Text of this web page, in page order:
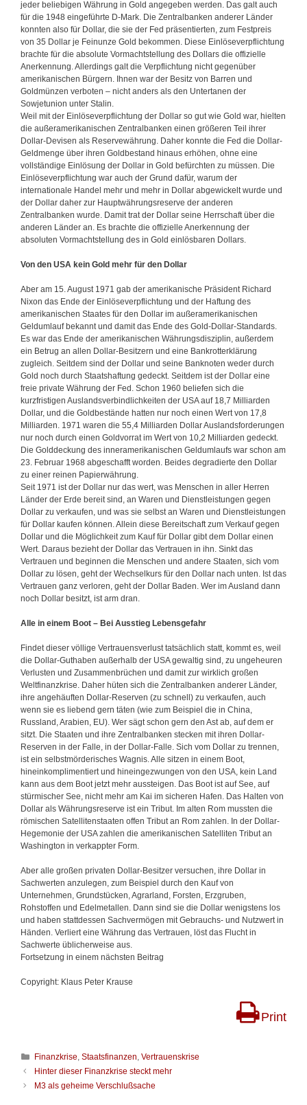
jeder beliebigen Währung in Gold angegeben werden. Das galt auch
für die 1948 eingeführte D-Mark. Die Zentralbanken anderer Länder
konnten also für Dollar, die sie der Fed präsentierten, zum Festpreis
von 35 Dollar je Feinunze Gold bekommen. Diese Einlöseverpflichtung
brachte für die absolute Vormachtstellung des Dollars die offizielle
Anerkennung. Allerdings galt die Verpflichtung nicht gegenüber
amerikanischen Bürgern. Ihnen war der Besitz von Barren und
Goldmünzen verboten – nicht anders als den Untertanen der
Sowjetunion unter Stalin.
Weil mit der Einlöseverpflichtung der Dollar so gut wie Gold war, hielten
die außeramerikanischen Zentralbanken einen größeren Teil ihrer
Dollar-Devisen als Reservewährung. Daher konnte die Fed die Dollar-
Geldmenge über ihren Goldbestand hinaus erhöhen, ohne eine
vollständige Einlösung der Dollar in Gold befürchten zu müssen. Die
Einlöseverpflichtung war auch der Grund dafür, warum der
internationale Handel mehr und mehr in Dollar abgewickelt wurde und
der Dollar daher zur Hauptwährungsreserve der anderen
Zentralbanken wurde. Damit trat der Dollar seine Herrschaft über die
anderen Länder an. Es brachte die offizielle Anerkennung der
absoluten Vormachtstellung des in Gold einlösbaren Dollars.
Von den USA kein Gold mehr für den Dollar
Aber am 15. August 1971 gab der amerikanische Präsident Richard
Nixon das Ende der Einlöseverpflichtung und der Haftung des
amerikanischen Staates für den Dollar im außeramerikanischen
Geldumlauf bekannt und damit das Ende des Gold-Dollar-Standards.
Es war das Ende der amerikanischen Währungsdisziplin, außerdem
ein Betrug an allen Dollar-Besitzern und eine Bankrotterklärung
zugleich. Seitdem sind der Dollar und seine Banknoten weder durch
Gold noch durch Staatshaftung gedeckt. Seitdem ist der Dollar eine
freie private Währung der Fed. Schon 1960 beliefen sich die
kurzfristigen Auslandsverbindlichkeiten der USA auf 18,7 Milliarden
Dollar, und die Goldbestände hatten nur noch einen Wert von 17,8
Milliarden. 1971 waren die 55,4 Milliarden Dollar Auslandsforderungen
nur noch durch einen Goldvorrat im Wert von 10,2 Milliarden gedeckt.
Die Golddeckung des inneramerikanischen Geldumlaufs war schon am
23. Februar 1968 abgeschafft worden. Beides degradierte den Dollar
zu einer reinen Papierwährung.
Seit 1971 ist der Dollar nur das wert, was Menschen in aller Herren
Länder der Erde bereit sind, an Waren und Dienstleistungen gegen
Dollar zu verkaufen, und was sie selbst an Waren und Dienstleistungen
für Dollar kaufen können. Allein diese Bereitschaft zum Verkauf gegen
Dollar und die Möglichkeit zum Kauf für Dollar gibt dem Dollar einen
Wert. Daraus bezieht der Dollar das Vertrauen in ihn. Sinkt das
Vertrauen und beginnen die Menschen und andere Staaten, sich vom
Dollar zu lösen, geht der Wechselkurs für den Dollar nach unten. Ist das
Vertrauen ganz verloren, geht der Dollar Baden. Wer im Ausland dann
noch Dollar besitzt, ist arm dran.
Alle in einem Boot – Bei Ausstieg Lebensgefahr
Findet dieser völlige Vertrauensverlust tatsächlich statt, kommt es, weil
die Dollar-Guthaben außerhalb der USA gewaltig sind, zu ungeheuren
Verlusten und Zusammenbrüchen und damit zur wirklich großen
Weltfinanzkrise. Daher hüten sich die Zentralbanken anderer Länder,
ihre angehäuften Dollar-Reserven (zu schnell) zu verkaufen, auch
wenn sie es liebend gern täten (wie zum Beispiel die in China,
Russland, Arabien, EU). Wer sägt schon gern den Ast ab, auf dem er
sitzt. Die Staaten und ihre Zentralbanken stecken mit ihren Dollar-
Reserven in der Falle, in der Dollar-Falle. Sich vom Dollar zu trennen,
ist ein selbstmörderisches Wagnis. Alle sitzen in einem Boot,
hineinkomplimentiert und hineingezwungen von den USA, kein Land
kann aus dem Boot jetzt mehr aussteigen. Das Boot ist auf See, auf
stürmischer See, nicht mehr am Kai im sicheren Hafen. Das Halten von
Dollar als Währungsreserve ist ein Tribut. Im alten Rom mussten die
römischen Satellitenstaaten offen Tribut an Rom zahlen. In der Dollar-
Hegemonie der USA zahlen die amerikanischen Satelliten Tribut an
Washington in verkappter Form.
Aber alle großen privaten Dollar-Besitzer versuchen, ihre Dollar in
Sachwerten anzulegen, zum Beispiel durch den Kauf von
Unternehmen, Grundstücken, Agrarland, Forsten, Erzgruben,
Rohstoffen und Edelmetallen. Dann sind sie die Dollar wenigstens los
und haben stattdessen Sachvermögen mit Gebrauchs- und Nutzwert in
Händen. Verliert eine Währung das Vertrauen, löst das Flucht in
Sachwerte üblicherweise aus.
Fortsetzung in einem nächsten Beitrag
Copyright: Klaus Peter Krause
Print
K
a
t
Finanzkrise,Staatsfinanzen,Vertrauenskrise
B
e
Hinter dieser Finanzkrise steckt mehr
M3 als geheime Verschlußsache